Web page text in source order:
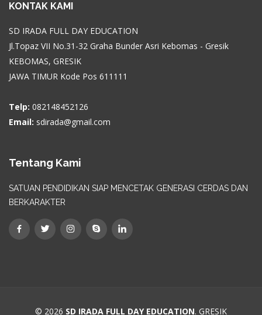
KONTAK KAMI
SD IRADA FULL DAY EDUCATION
Jl.Topaz VII No.31-32 Graha Bunder Asri Kebomas - Gresik
KEBOMAS, GRESIK
JAWA TIMUR Kode Pos 611111
Telp: 082148452126
Email: sdirada@gmail.com
Tentang Kami
SATUAN PENDIDIKAN SIAP MENCETAK GENERASI CERDAS DAN
BERKARAKTER
© 2026 SD IRADA FULL DAY EDUCATION. GRESIK